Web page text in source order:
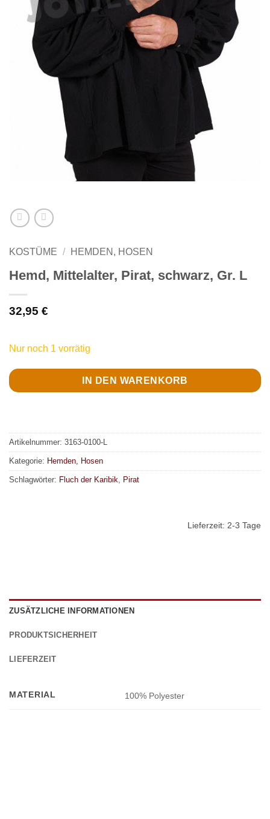
KOSTÜME / HEMDEN, HOSEN
Hemd, Mittelalter, Pirat, schwarz, Gr. L
32,95 €
Nur noch 1 vorrätig
IN DEN WARENKORB
Artikelnummer: 3163-0100-L
Kategorie: Hemden, Hosen
Schlagwörter: Fluch der Karibik, Pirat
Lieferzeit: 2-3 Tage
ZUSÄTZLICHE INFORMATIONEN
PRODUKTSICHERHEIT
LIEFERZEIT
MATERIAL 100% Polyester